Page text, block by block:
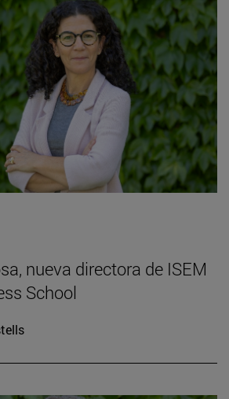
nueva directora de ISEM
School